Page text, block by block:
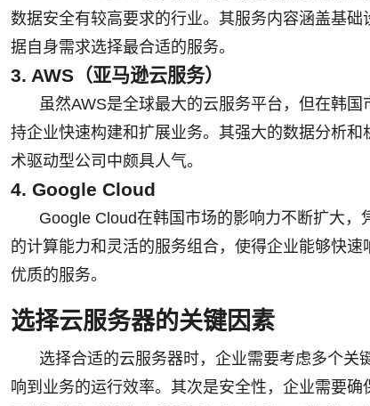
数据安全有较高要求的行业。其服务内容涵盖基
据自身需求选择最合适的服务。
3. AWS（亚马逊云服务）
虽然AWS是全球最大的云服务平台，但在韩
持企业快速构建和扩展业务。其强大的数据分析
术驱动型公司中颇具人气。
4. Google Cloud
Google Cloud在韩国市场的影响力不断扩大
的计算能力和灵活的服务组合，使得企业能够快
优质的服务。
选择云服务器的关键因素
选择合适的云服务器时，企业需要考虑多个
响到业务的运行效率。其次是安全性，企业需要